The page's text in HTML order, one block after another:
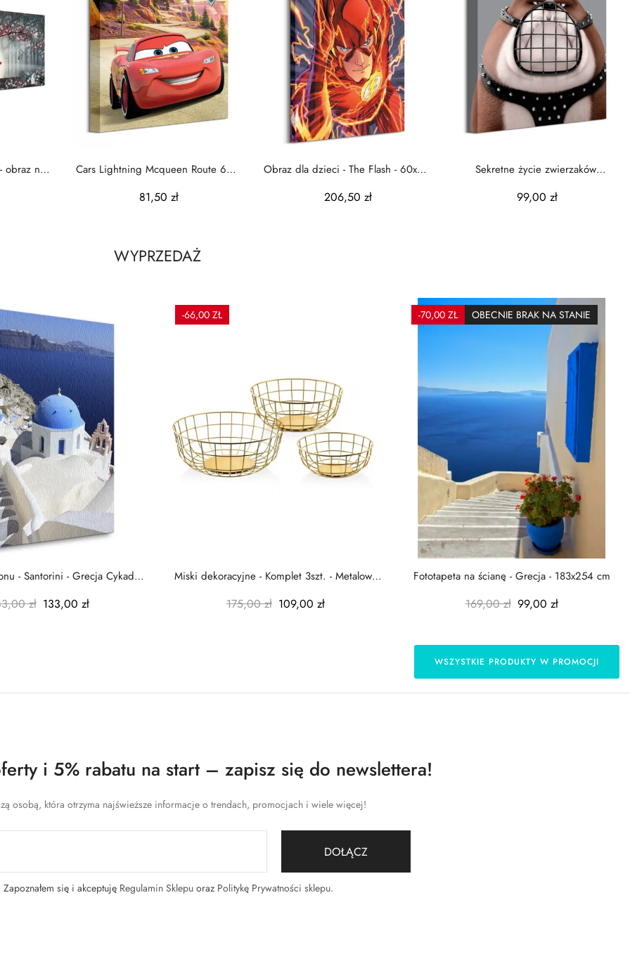
obraz na
Cars Lightning Mcqueen Route 66 -
81,50 zł
Obraz dla dzieci - The Flash - 60x80
206,50 zł
Sekretne życie zwierzaków
99,00 zł
WYPRZEDAŻ
- Santorini - Grecja Cykady
zł 133,00 zł
-66,00 ZŁ
Miski dekoracyjne - Komplet 3szt. - Metalowe
175,00 zł 109,00 zł
-70,00 ZŁ OBECNIE BRAK NA STANIE
Fototapeta na ścianę - Grecja - 183x254 cm
169,00 zł 99,00 zł
WSZYSTKIE PRODUKTY W PROMOCJI
i 5% rabatu na start – zapisz się do newslettera!
osobą, która otrzyma najświeższe informacje o trendach, promocjach i wiele więcej!
DOŁĄCZ
Zapoznałem się i akceptuję Regulamin Sklepuoraz Politykę Prywatności sklepu.